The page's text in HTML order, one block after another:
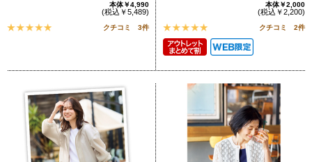
本体￥4,990
(税込￥5,489)
クチコミ 3件
本体￥2,000
(税込￥2,200)
クチコミ 2件